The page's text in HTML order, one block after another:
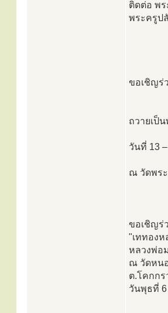
ติดต่อ พ
พระครูป
ขอเชิญร่
ถวายเป็
วันที่ 13
ณ วัดพร
ขอเชิญร่
"เททอง
หลวงพ่อ
ณ วัดหน
ต.โคกกร
วันพุธที่ 6